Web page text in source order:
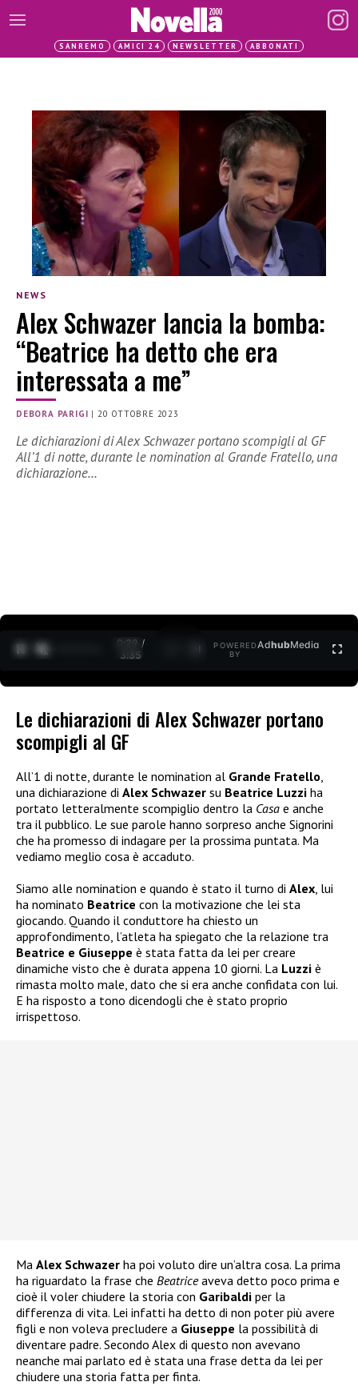
SANREMO AMICI 24 NEWSLETTER ABBONATI
NEWS
Alex Schwazer lancia la bomba:
“Beatrice ha detto che era
interessata a me”
DEBORA PARIGI | 20 OTTOBRE 2023
Le dichiarazioni di Alex Schwazer portano scompigli al GF
All’1 di notte, durante le nomination al Grande Fratello, una
dichiarazione…
0:30 /
3:35
POWERED
BY
AdhubMedia
Le dichiarazioni di Alex Schwazer portano
scompigli al GF
All’1 di notte, durante le nomination al Grande Fratello,
una dichiarazione di Alex Schwazer su Beatrice Luzzi ha
portato letteralmente scompiglio dentro la Casa e anche
tra il pubblico. Le sue parole hanno sorpreso anche Signorini
che ha promesso di indagare per la prossima puntata. Ma
vediamo meglio cosa è accaduto.
Siamo alle nomination e quando è stato il turno di Alex, lui
ha nominato Beatrice con la motivazione che lei sta
giocando. Quando il conduttore ha chiesto un
approfondimento, l’atleta ha spiegato che la relazione tra
Beatrice e Giuseppe è stata fatta da lei per creare
dinamiche visto che è durata appena 10 giorni. La Luzzi è
rimasta molto male, dato che si era anche confidata con lui.
E ha risposto a tono dicendogli che è stato proprio
irrispettoso.
Ma Alex Schwazer ha poi voluto dire un’altra cosa. La prima
ha riguardato la frase che Beatriceaveva detto poco prima e
cioè il voler chiudere la storia con Garibaldi per la
differenza di vita. Lei infatti ha detto di non poter più avere
figli e non voleva precludere a Giuseppe la possibilità di
diventare padre. Secondo Alex di questo non avevano
neanche mai parlato ed è stata una frase detta da lei per
chiudere una storia fatta per finta.